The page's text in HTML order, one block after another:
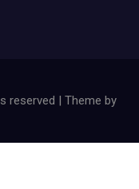
reserved | Theme by